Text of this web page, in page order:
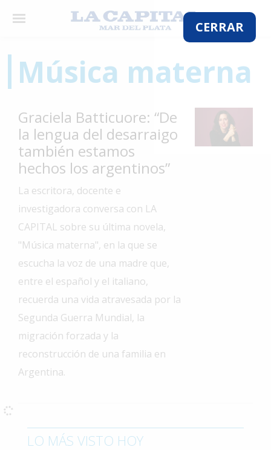
CERRAR
×
El
Mundo
La
Zona
Cultura
Tecnología
Gastronomía
Salud
Interés
General
La
Ciudad
Deportes
Arte
Policiales
Música materna
Graciela Batticuore: “De
la lengua del desarraigo
también estamos
hechos los argentinos”
La escritora, docente e
investigadora conversa con LA
CAPITAL sobre su última novela,
"Música materna", en la que se
escucha la voz de una madre que,
entre el español y el italiano,
recuerda una vida atravesada por la
Segunda Guerra Mundial, la
migración forzada y la
reconstrucción de una familia en
Argentina.
LO MÁS VISTO HOY